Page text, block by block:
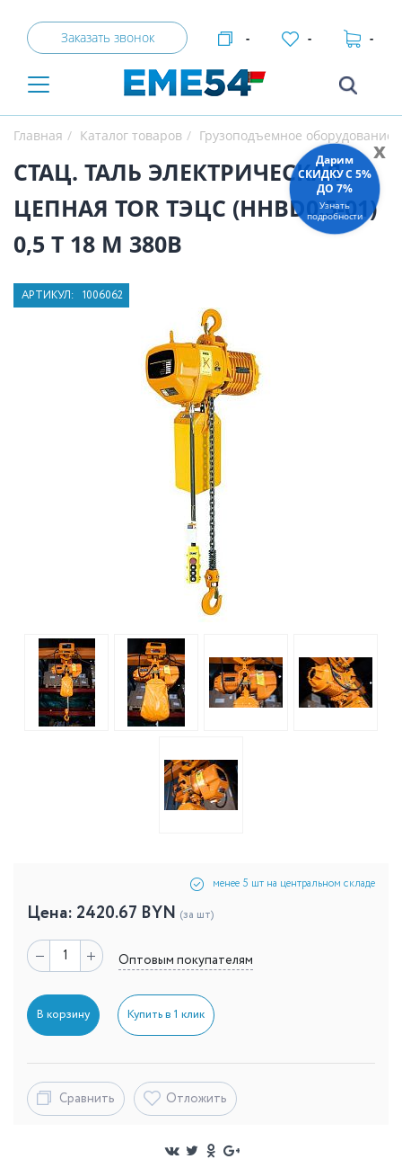
Заказать звонок - - -
Главная Каталог товаров Грузоподъемное оборудование
СТАЦ. ТАЛЬ ЭЛЕКТРИЧЕСКАЯ
ЦЕПНАЯ TOR ТЭЦС (HHBD0.5-01)
0,5 Т 18 М 380В
АРТИКУЛ: 1006062
менее 5 шт на центральном складе
Цена: 2420.67 BYN (за шт)
Оптовым покупателям
В корзину Купить в 1 клик
Сравнить Отложить
x
Дарим
СКИДКУ C 5%
ДО 7%
Узнать
подробности